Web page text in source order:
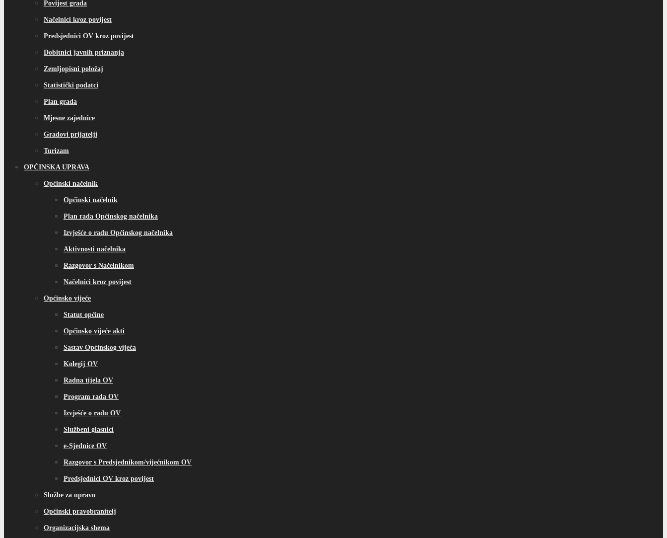
Povijest grada
Načelnici kroz povijest
Predsjednici OV kroz povijest
Dobitnici javnih priznanja
Zemljopisni položaj
Statistički podatci
Plan grada
Mjesne zajednice
Gradovi prijatelji
Turizam
OPĆINSKA UPRAVA
Općinski načelnik
Općinski načelnik
Plan rada Općinskog načelnika
Izvješće o radu Općinskog načelnika
Aktivnosti načelnika
Razgovor s Načelnikom
Načelnici kroz povijest
Općinsko vijeće
Statut općine
Općinsko vijeće akti
Sastav Općinskog vijeća
Kolegij OV
Radna tijela OV
Program rada OV
Izvješće o radu OV
Službeni glasnici
e-Sjednice OV
Razgovor s Predsjednikom/vijećnikom OV
Predsjednici OV kroz povijest
Službe za upravu
Općinski pravobranitelj
Organizacijska shema